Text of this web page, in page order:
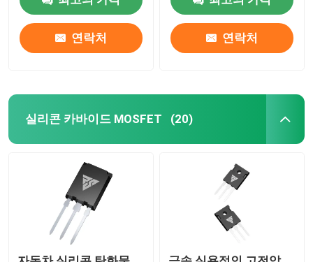
연락처 연락처
실리콘 카바이드 MOSFET (20)